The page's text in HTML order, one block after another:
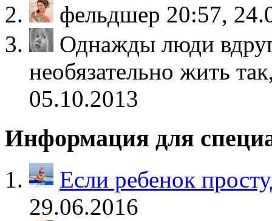
фельдшер 20:57,
Однажды люди
необязательно жить
05.10.2013
Информация для
Если ребенок
29.06.2016